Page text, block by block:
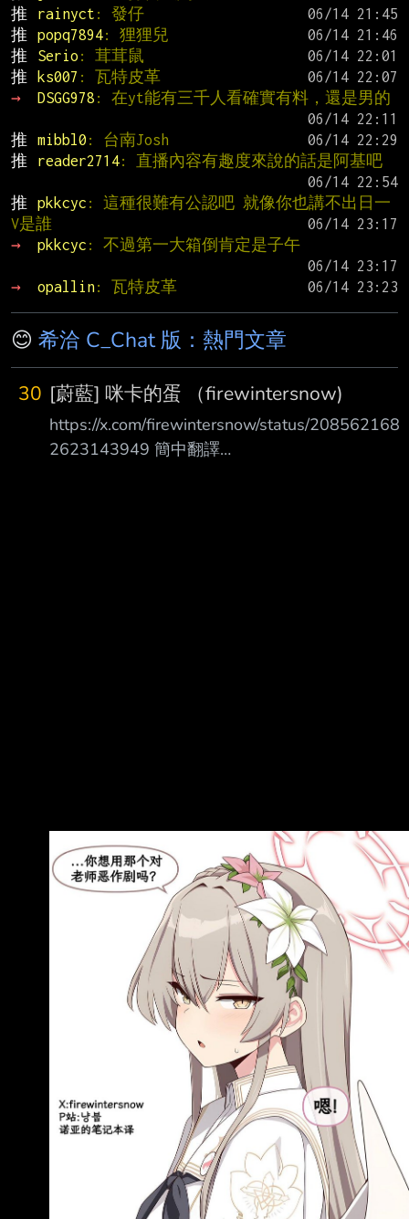
推
rainyct : 發仔
推
popq7894: 狸狸兒
推
Serio : 茸茸鼠
推
ks007 : 瓦特皮革
→
DSGG978 : 在yt能有三千人看確實有料，還是男的
推
mibbl0 : 台南Josh
推
reader2714: 直播內容有趣度來說的話是阿基吧
推
pkkcyc : 這種很難有公認吧 就像你也講不出日一
V是誰
→
pkkcyc : 不過第一大箱倒肯定是子午
→
opallin: 瓦特皮革
😊 希洽 C_Chat 版：熱門文章
30 [蔚藍] 咪卡的蛋 （firewintersnow)
https://x.com/firewintersnow/status/208562168
2623143949 簡中翻譯